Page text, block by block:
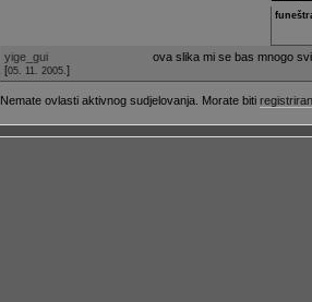
yige_gui
[05. 11. 2005. ]
ova slika mi se bas mnogo
Nemate ovlasti aktivnog sudjelovanja. Morate biti